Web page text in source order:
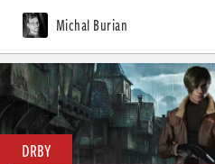
Michal Burian
DRBY